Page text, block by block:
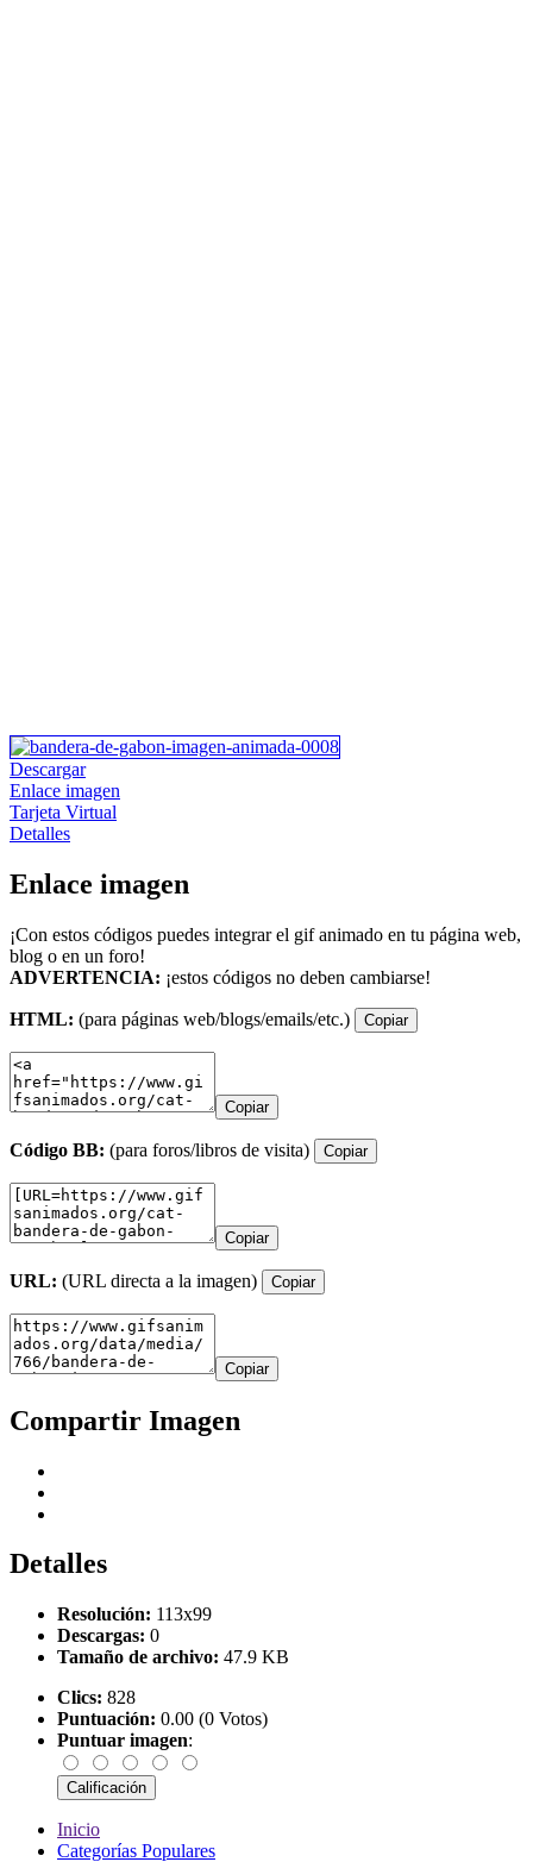
Descargar
Enlace imagen
Tarjeta Virtual
Detalles
Enlace imagen
¡Con estos códigos puedes integrar el gif animado en tu página web,
blog o en un foro!
ADVERTENCIA: ¡estos códigos no deben cambiarse!
HTML: (para páginas web/blogs/emails/etc.) Copiar
Copiar
Código BB: (para foros/libros de visita) Copiar
Copiar
URL: (URL directa a la imagen) Copiar
Copiar
Compartir Imagen
Detalles
Resolución: 113x99
Descargas: 0
Tamaño de archivo: 47.9 KB
Clics: 828
Puntuación: 0.00 (0 Votos)
Puntuar imagen:
Inicio
Categorías Populares